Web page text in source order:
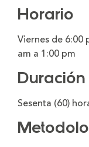
Horario
Viernes de 6:00
am a 1:00 pm
Duración
Sesenta (60)